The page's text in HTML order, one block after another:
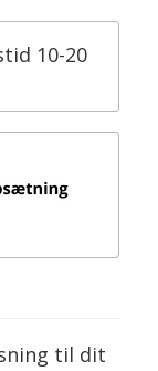
10-20
til dit